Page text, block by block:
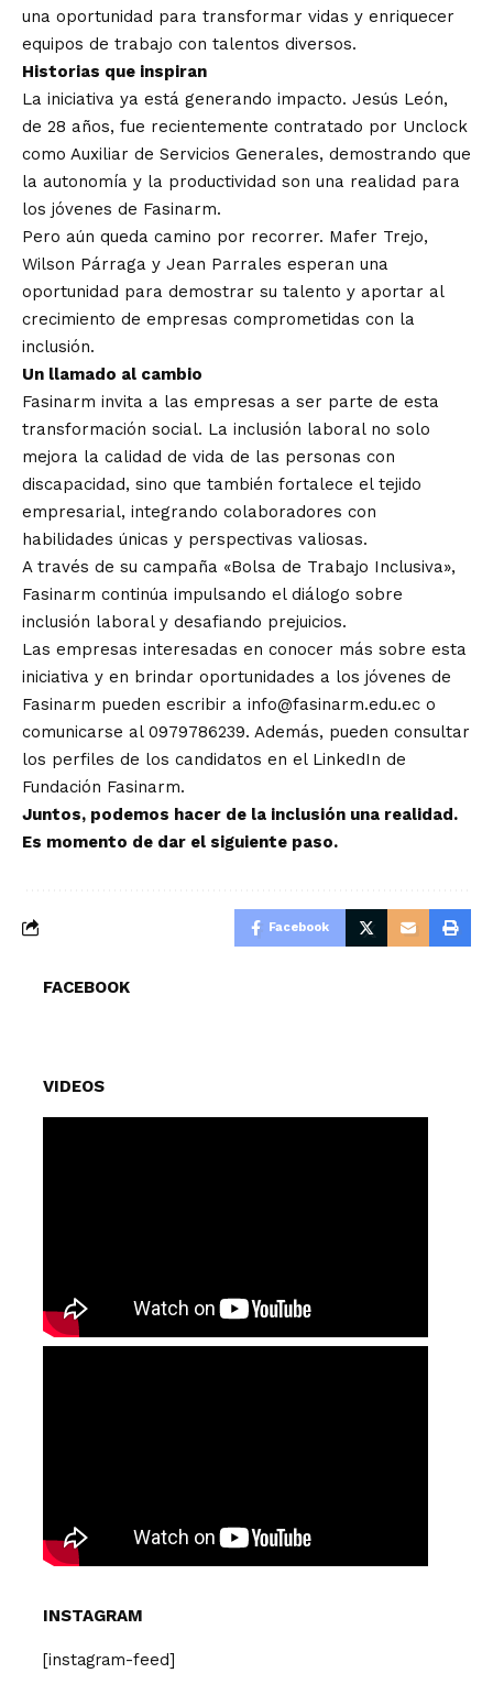
una oportunidad para transformar vidas y enriquecer
equipos de trabajo con talentos diversos.
Historias que inspiran
La iniciativa ya está generando impacto. Jesús León,
de 28 años, fue recientemente contratado por Unclock
como Auxiliar de Servicios Generales, demostrando que
la autonomía y la productividad son una realidad para
los jóvenes de Fasinarm.
Pero aún queda camino por recorrer. Mafer Trejo,
Wilson Párraga y Jean Parrales esperan una
oportunidad para demostrar su talento y aportar al
crecimiento de empresas comprometidas con la
inclusión.
Un llamado al cambio
Fasinarm invita a las empresas a ser parte de esta
transformación social. La inclusión laboral no solo
mejora la calidad de vida de las personas con
discapacidad, sino que también fortalece el tejido
empresarial, integrando colaboradores con
habilidades únicas y perspectivas valiosas.
A través de su campaña «Bolsa de Trabajo Inclusiva»,
Fasinarm continúa impulsando el diálogo sobre
inclusión laboral y desafiando prejuicios.
Las empresas interesadas en conocer más sobre esta
iniciativa y en brindar oportunidades a los jóvenes de
Fasinarm pueden escribir a info@fasinarm.edu.ec o
comunicarse al 0979786239. Además, pueden consultar
los perfiles de los candidatos en el LinkedIn de
Fundación Fasinarm.
Juntos, podemos hacer de la inclusión una realidad.
Es momento de dar el siguiente paso.
Facebook
FACEBOOK
VIDEOS
INSTAGRAM
[instagram-feed]